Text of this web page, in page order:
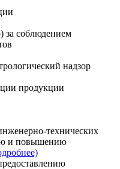
за соблюдением
надзор
продукции
технических
и повышению